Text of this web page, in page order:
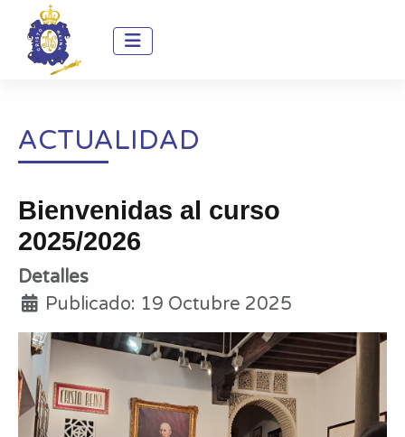
ACTUALIDAD
Bienvenidas al curso
2025/2026
Detalles
Publicado: 19 Octubre 2025